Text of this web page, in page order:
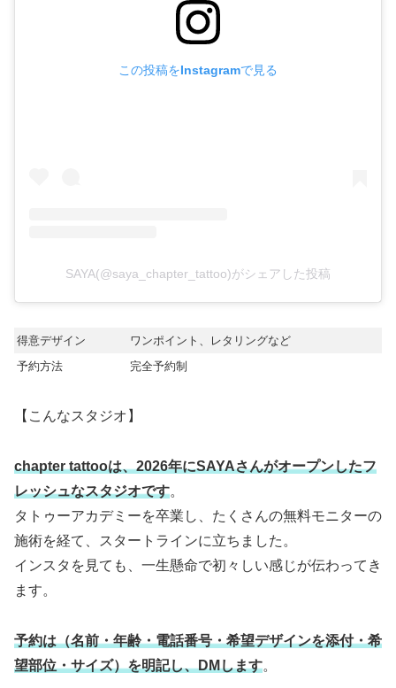
この投稿をInstagramで見る
SAYA(@saya_chapter_tattoo)がシェアした投稿
得意デザイン
ワンポイント、レタリングなど
予約方法
完全予約制
【こんなスタジオ】
chapter tattooは、2026年にSAYAさんがオープンしたフ
レッシュなスタジオです。
タトゥーアカデミーを卒業し、たくさんの無料モニターの
施術を経て、スタートラインに立ちました。
インスタを見ても、一生懸命で初々しい感じが伝わってき
ます。
予約は（名前・年齢・電話番号・希望デザインを添付・希
望部位・サイズ）を明記し、DMします。